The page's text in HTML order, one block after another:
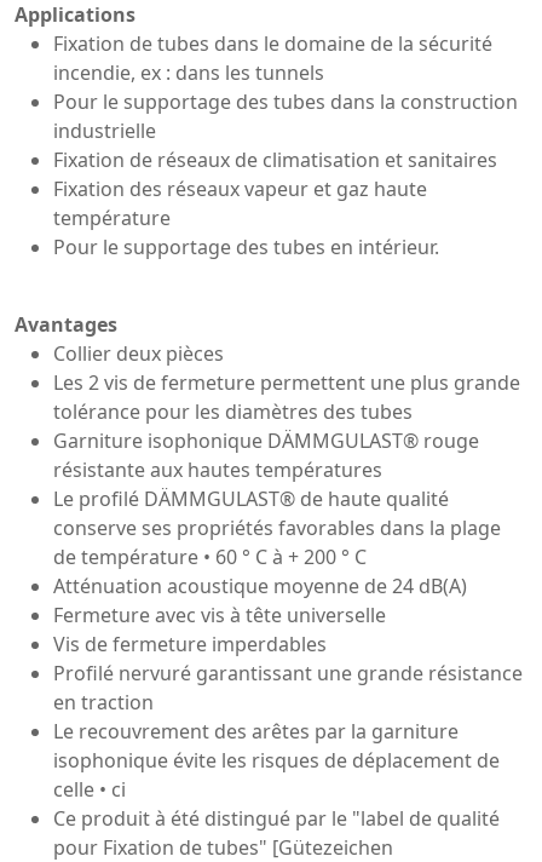
Applications
Fixation de tubes dans le domaine de la sécurité
incendie, ex : dans les tunnels
Pour le supportage des tubes dans la construction
industrielle
Fixation de réseaux de climatisation et sanitaires
Fixation des réseaux vapeur et gaz haute
température
Pour le supportage des tubes en intérieur.
Avantages
Collier deux pièces
Les 2 vis de fermeture permettent une plus grande
tolérance pour les diamètres des tubes
Garniture isophonique DÄMMGULAST® rouge
résistante aux hautes températures
Le profilé DÄMMGULAST® de haute qualité
conserve ses propriétés favorables dans la plage
de température • 60 ° C à + 200 ° C
Atténuation acoustique moyenne de 24 dB(A)
Fermeture avec vis à tête universelle
Vis de fermeture imperdables
Profilé nervuré garantissant une grande résistance
en traction
Le recouvrement des arêtes par la garniture
isophonique évite les risques de déplacement de
celle • ci
Ce produit à été distingué par le "label de qualité
pour Fixation de tubes" [Gütezeichen